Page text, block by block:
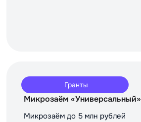
Гранты
Микрозаём «Универсальный»
Микрозаём до 5 млн рублей